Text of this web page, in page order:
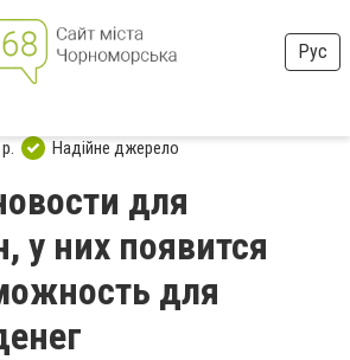
Рус
Надійне джерело
для
у них появится
для